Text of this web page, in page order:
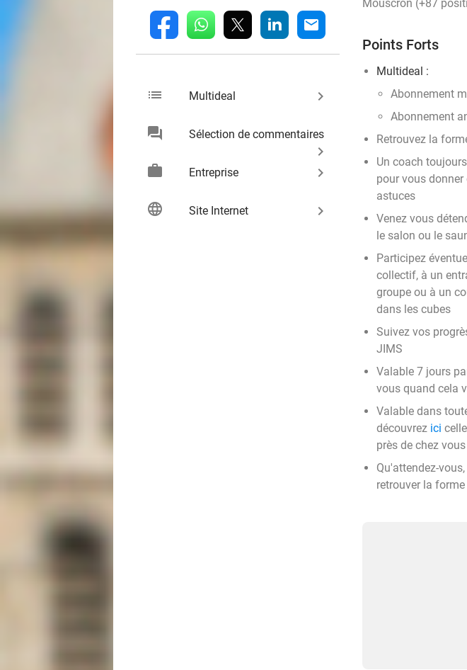
fb whatsapp linkedin mail
list Multideal keyboard_arrow_right
chat Sélection de commentaires
keyboard_arrow_right
work
Entreprise keyboard_arrow_right
language Site Internet keyboard_arrow_right
Mouscron (+87
Points Forts
Multideal :
Abonnement
Abonnement
Retrouvez la
Un coach
pour vous
astuces
Venez vous
le salon ou le
Participez
collectif, à un
groupe ou à un
dans les cubes
Suivez vos
JIMS
Valable 7 jours
vous quand cela
Valable dans
découvrez ici
près de chez vous
Qu'attendez-
retrouver la forme